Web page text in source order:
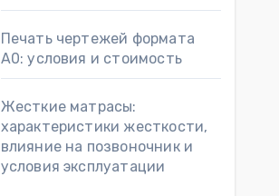
Печать чертежей формата
А0: условия и стоимость
Жесткие матрасы:
характеристики жесткости,
влияние на позвоночник и
условия эксплуатации